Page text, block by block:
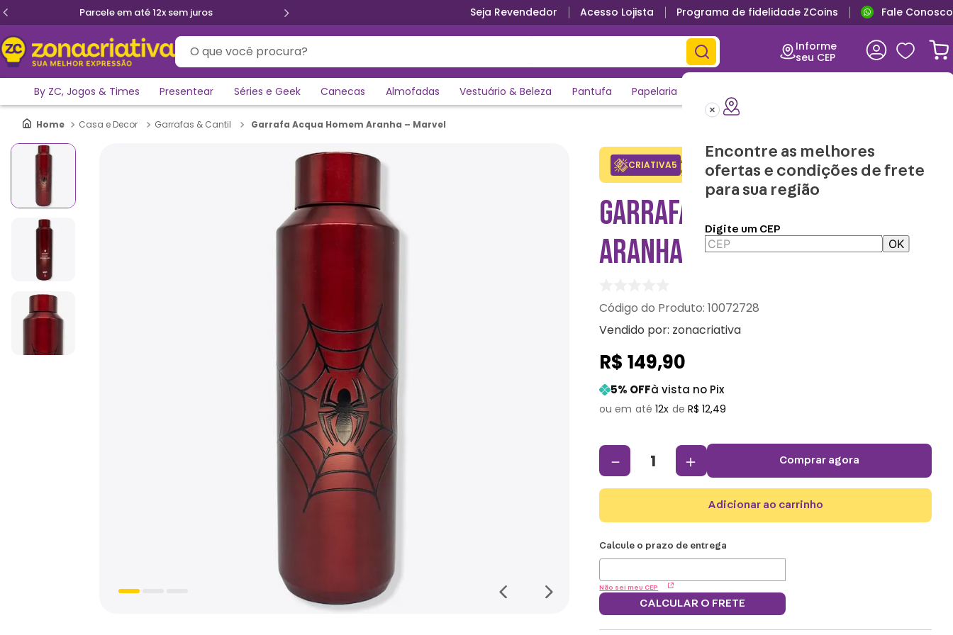
Parcele em até 12x sem juros Primeira troca grátis Produtos oficiais Frete
Seja Revendedor Acesso Lojista Programa de fidelidade ZCoins Fale Conosco
O que você procura?
Informe
seu CEP
Encontre as melhores
ofertas e condições de frete
para sua região
Digite um CEP
OK
By ZC, Jogos & Times Presentear Séries e Geek Canecas Almofadas Vestuário & Beleza Pantufa Papelaria
Casa e Decor Garrafas & Cantil Garrafa Acqua Homem Aranha – Marvel
CRIATIVA5 Adicione o cupom no carrinho e
ganhe desconto na 1a compra.
Copiar
GARRAFA ACQUA HOMEM
ARANHA – MARVEL
:10072728
Vendido por: zonacriativa
R$ 149,90
5% OFFà vista no Pix
12 R$ 12,49
＋
－ comprar agora
adicionar ao carrinho
Não sei meu CEP
CALCULAR O FRETE